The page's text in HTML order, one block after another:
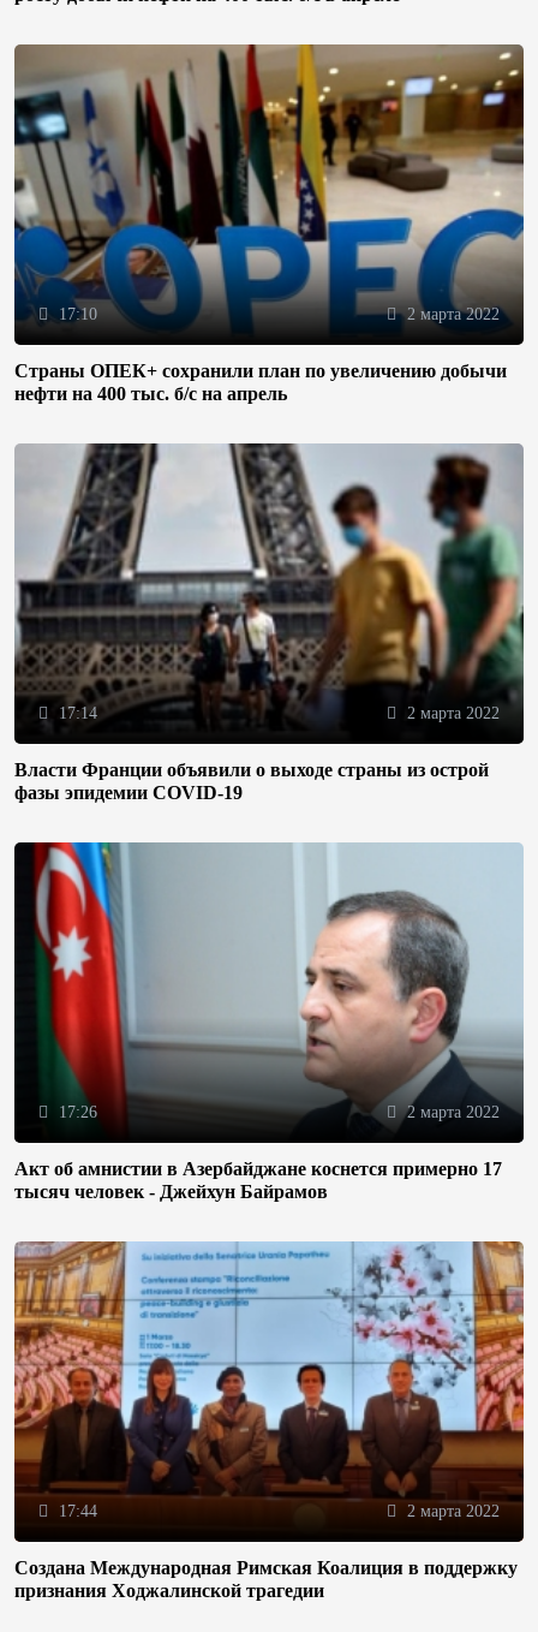
17:10 2 марта 2022
Страны ОПЕК+ сохранили план по увеличению добычи
нефти на 400 тыс. б/с на апрель
17:14 2 марта 2022
Власти Франции объявили о выходе страны из острой
фазы эпидемии COVID-19
17:26 2 марта 2022
Акт об амнистии в Азербайджане коснется примерно 17
тысяч человек - Джейхун Байрамов
17:44 2 марта 2022
Создана Международная Римская Коалиция в поддержку
признания Ходжалинской трагедии